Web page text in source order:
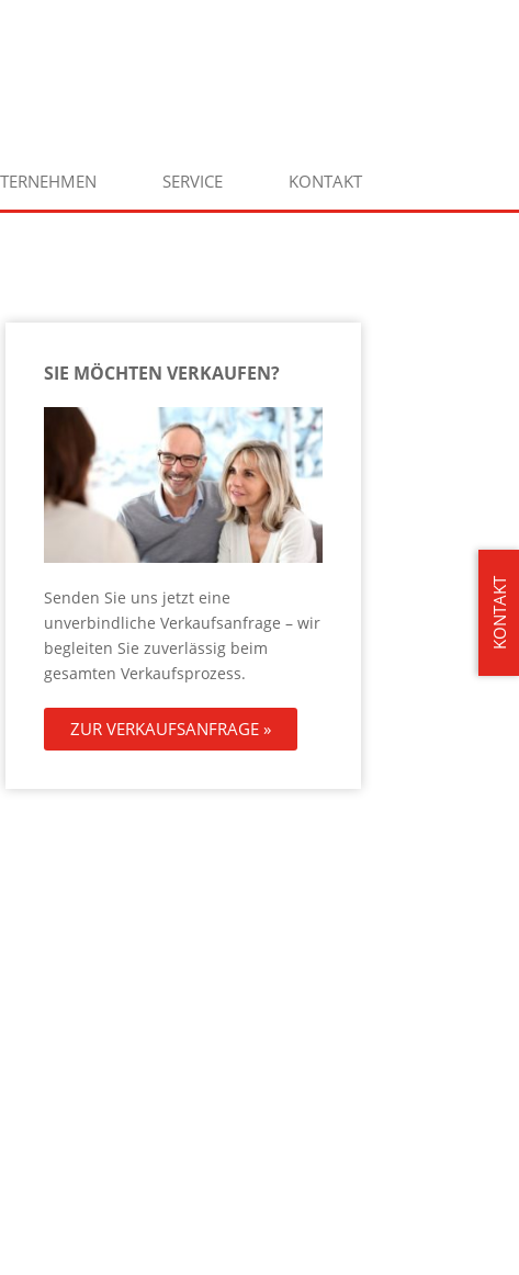
KONTAKT
SERVICE KONTAKT
SIE MÖCHTEN VERKAUFEN?
Senden Sie uns jetzt eine
unverbindliche Verkaufsanfrage – wir
begleiten Sie zuverlässig beim
gesamten Verkaufsprozess.
ZUR VERKAUFSANFRAGE »